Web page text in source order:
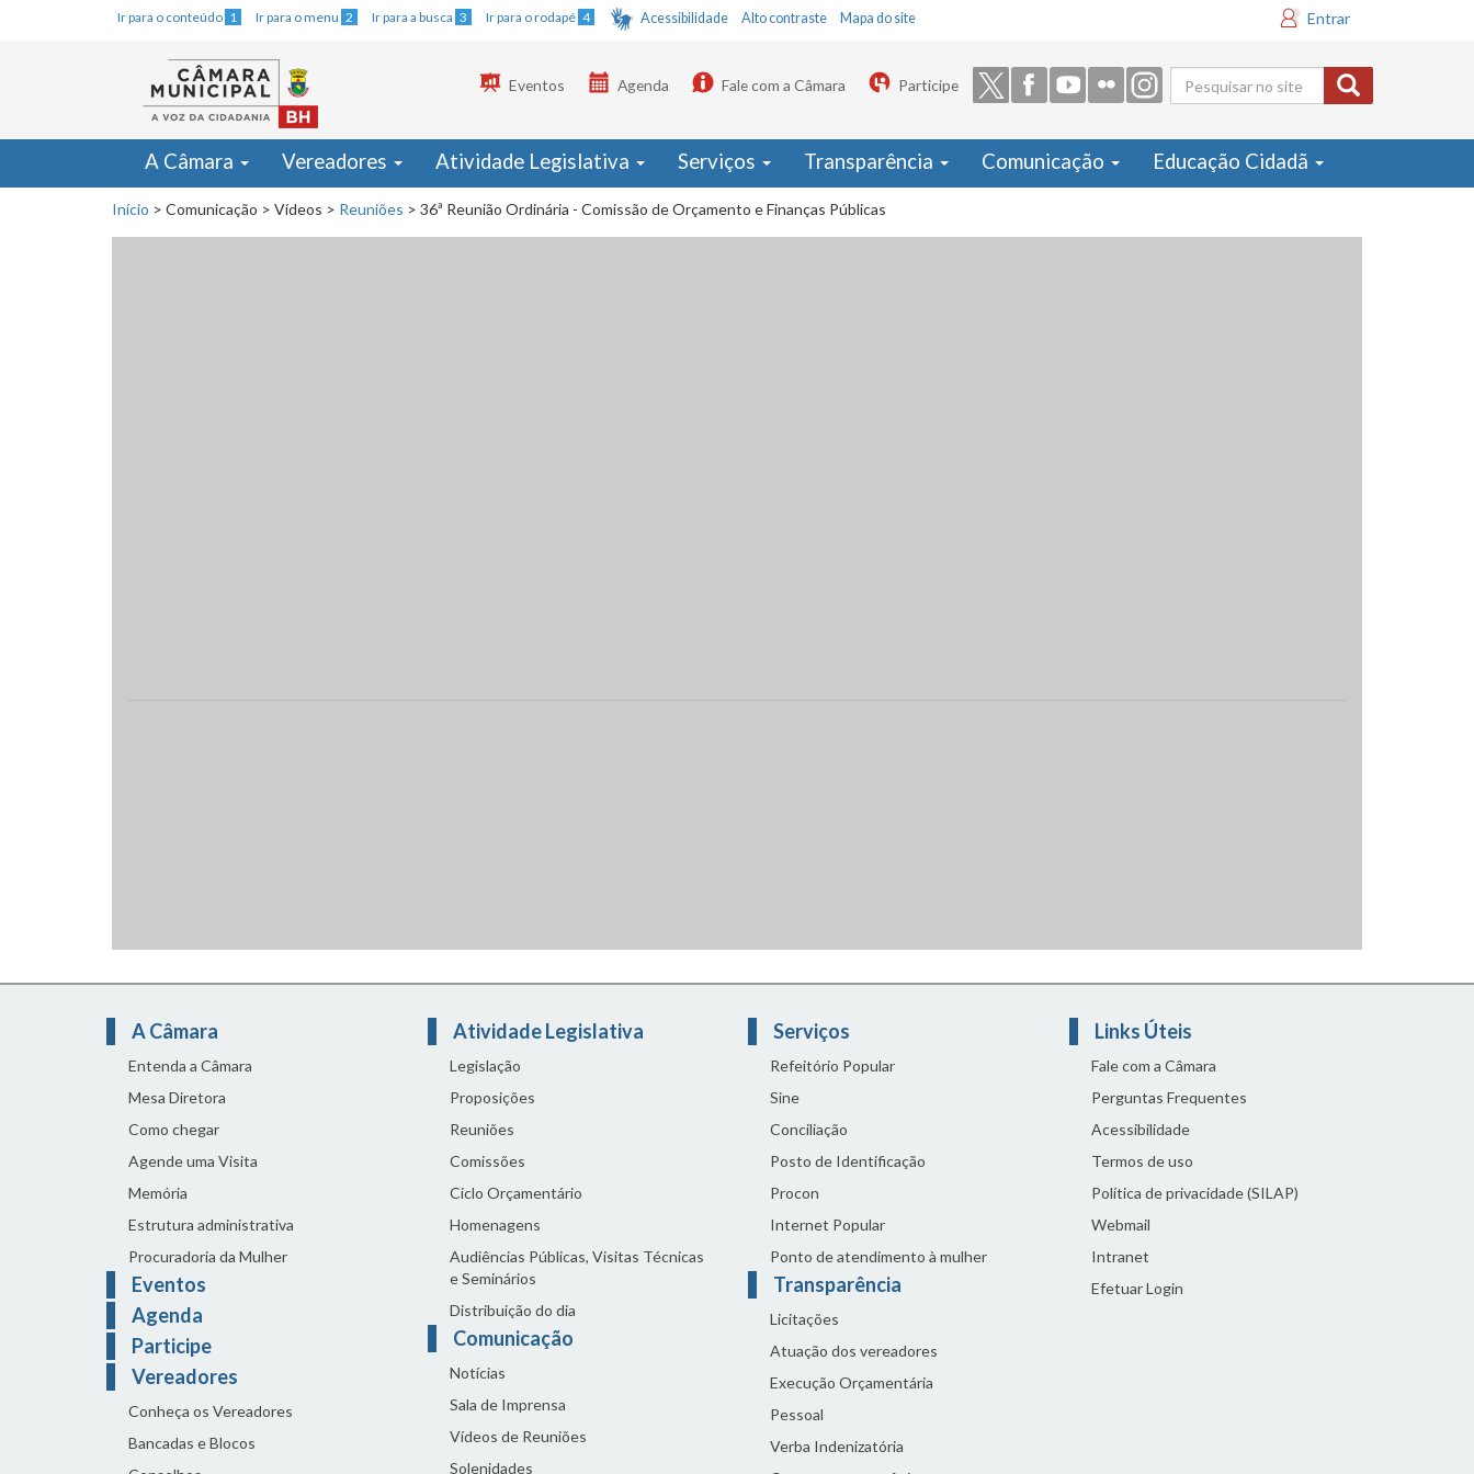
Ir para o conteúdo 1 Ir para o menu 2 Ir para a busca 3 Ir para o rodapé 4 Acessibilidade Alto contraste Mapa do site Entrar
Formulário
de busca
Eventos Agenda Fale com a Câmara Participe
A Câmara Vereadores Atividade Legislativa Serviços Transparência Comunicação Educação Cidadã
Início > Comunicação > Vídeos > Reuniões > 36ª Reunião Ordinária - Comissão de Orçamento e Finanças Públicas
A Câmara
Entenda a Câmara
Mesa Diretora
Como chegar
Agende uma Visita
Memória
Estrutura administrativa
Procuradoria da Mulher
Eventos
Agenda
Participe
Vereadores
Conheça os Vereadores
Bancadas e Blocos
Atividade Legislativa
Legislação
Proposições
Reuniões
Comissões
Ciclo Orçamentário
Homenagens
Audiências Públicas, Visitas Técnicas
e Seminários
Distribuição do dia
Comunicação
Notícias
Sala de Imprensa
Vídeos de Reuniões
Solenidades
Serviços
Refeitório Popular
Sine
Conciliação
Posto de Identificação
Procon
Internet Popular
Ponto de atendimento à mulher
Transparência
Licitações
Atuação dos vereadores
Execução Orçamentária
Pessoal
Verba Indenizatória
Links Úteis
Fale com a Câmara
Perguntas Frequentes
Acessibilidade
Termos de uso
Política de privacidade (SILAP)
Webmail
Intranet
Efetuar Login